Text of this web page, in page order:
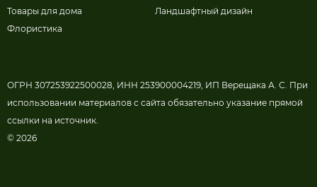
Товары для дома
Флористика
Ландшафтный дизайн
ОГРН 307253922500028, ИНН 253900004219, ИП Верещака А. С. При
использовании материалов с сайта обязательно указание прямой
ссылки на источник.
© 2026